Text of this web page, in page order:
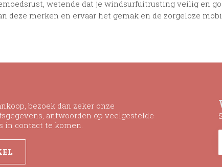
wetende dat je windsurfuitrusting veilig en
deze merken en ervaar het gemak en de zorgeloze
bezoek dan zeker onze
antwoorden op veelgestelde
contact te komen.